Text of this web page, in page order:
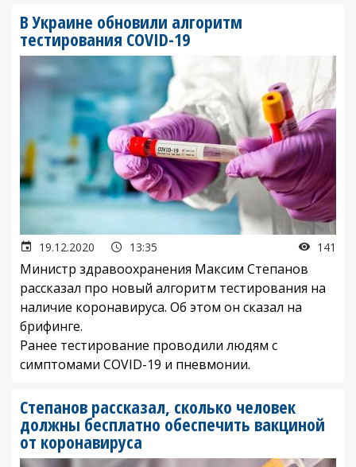
В Украине обновили алгоритм
тестирования COVID-19
19.12.2020 13:35 141
Министр здравоохранения Максим Степанов
рассказал про новый алгоритм тестирования на
наличие коронавируса. Об этом он сказал на
брифинге.
Ранее тестирование проводили людям с
симптомами COVID-19 и пневмонии.
Степанов рассказал, сколько человек
должны бесплатно обеспечить вакциной
от коронавируса